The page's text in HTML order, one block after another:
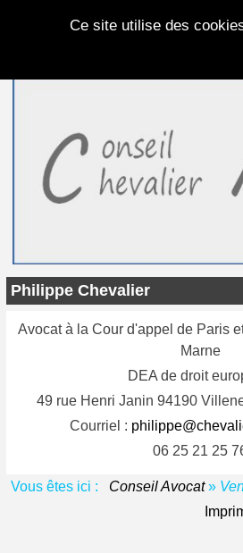
Philippe Chevalier
Avocat à la Cour d'appel de Paris
Marne
DEA de droit
49 rue Henri Janin 94190
Courriel :
06 25 21 25
Vous êtes ici : Conseil Avocat»
Ce site utilise des